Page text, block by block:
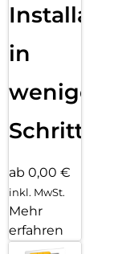
Installation
in
wenigen
Schritten
ab 0,00 €
inkl. MwSt.
Mehr
erfahren